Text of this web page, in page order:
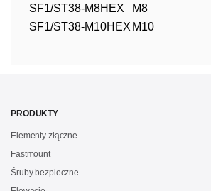
SF1/ST38-M8HEX
M8
SF1/ST38-M10HEX M10
PRODUKTY
Elementy złączne
Fastmount
Śruby bezpieczne